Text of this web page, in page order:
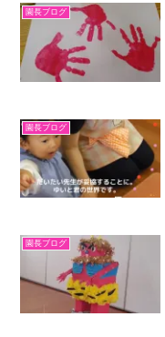
園長ブログ
園長ブログ
園長ブログ